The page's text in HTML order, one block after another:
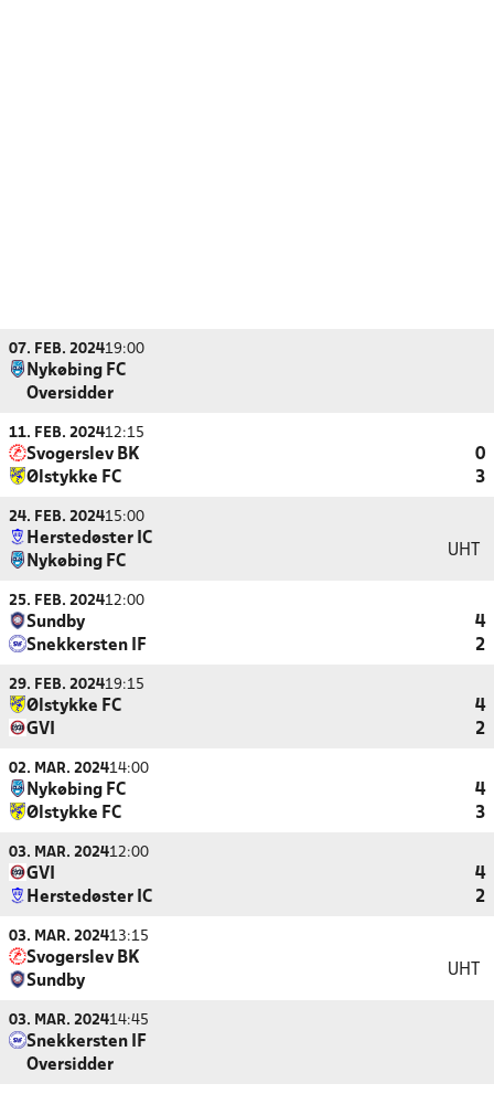
07. FEB. 202419:00
Nykøbing FC
Oversidder
11. FEB. 202412:15
Svogerslev BK
0
Ølstykke FC
3
24. FEB. 202415:00
Herstedøster IC
Nykøbing FC
UHT
25. FEB. 202412:00
Sundby
4
Snekkersten IF
2
29. FEB. 202419:15
Ølstykke FC
4
GVI
2
02. MAR. 202414:00
Nykøbing FC
4
Ølstykke FC
3
03. MAR. 202412:00
GVI
4
Herstedøster IC
2
03. MAR. 202413:15
Svogerslev BK
Sundby
UHT
03. MAR. 202414:45
Snekkersten IF
Oversidder